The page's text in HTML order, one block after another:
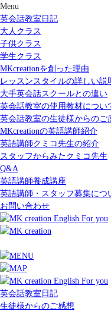
Menu
英会話教室日記
大人クラス
子供クラス
学生クラス
MKcreationを創った理由
レッスンスタイルの詳しい説
大手英会話スクールとの違い
英会話教室の使用教材につい
英会話教室の生徒様からのご
MKcreationの英語講師紹介
英語講師クミコ先生の紹介
スタッフからみたクミコ先生
Q&A
英語講師養成講座
英語講師・スタッフ募集につ
お問い合わせ
英会話教室日記
生徒様からのご感想